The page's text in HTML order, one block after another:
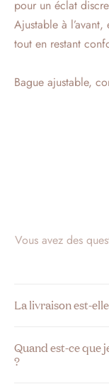
pour un éclat
Ajustable à
tout en restant
Bague ajustable,
Vous avez des
La livraison est-
Quand est-ce que
?